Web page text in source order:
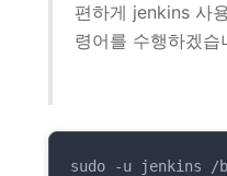
편하게 jenkins 사
령어를 수행하겠습
sudo -u jenkins /